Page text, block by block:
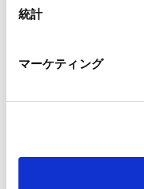
Marketo
LinkedIn プライバシー
HubSpot プライバシ
統計
マーケティング
経歴
慶應義塾大学法科
最高裁判所司法研修